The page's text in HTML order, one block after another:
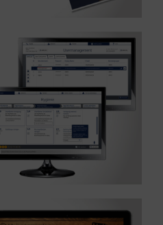
– Branche Medizin